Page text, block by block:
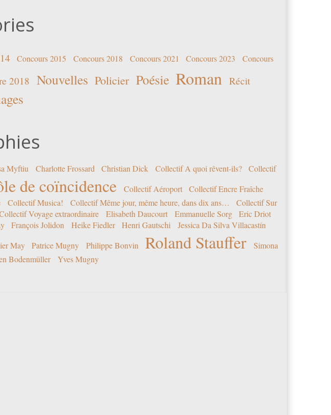
Concours 2015 Concours 2018 Concours 2021 Concours 2023 Concours
2018 Nouvelles Policier Poésie Roman Récit
Myftiu Charlotte Frossard Christian Dick Collectif A quoi rêvent-ils?
Collectif
de coïncidence Collectif Aéroport
Collectif Encre Fraîche
Collectif Musica! Collectif Même jour, même heure, dans dix ans…
Collectif Sur
Voyage extraordinaire Elisabeth Daucourt Emmanuelle Sorg
Eric Driot
François Jolidon Heike Fiedler Henri Gautschi
Jessica Da Silva Villacastín
May Patrice Mugny Philippe Bonvin Roland Stauffer
Simona
Bodenmüller Yves Mugny